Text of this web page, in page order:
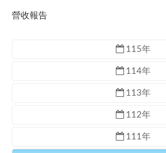
營收報告
115年
114年
113年
112年
111年